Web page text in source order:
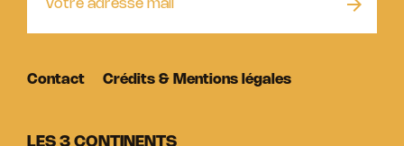
LES 3 CONTINENTS
Contact Crédits & Mentions légales